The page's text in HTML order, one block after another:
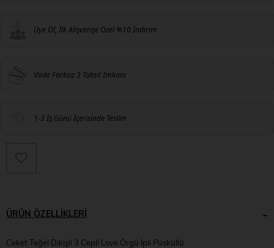
Üye Ol, İlk Alışverişe Özel %10 İndirim
Vade Farksız 3 Taksit İmkanı
1-3 İş Günü İçerisinde Teslim
ÜRÜN ÖZELLIKLERI
Ceket Teğel Dikişli 3 Cepli Love Örgü İpli Püsküllü